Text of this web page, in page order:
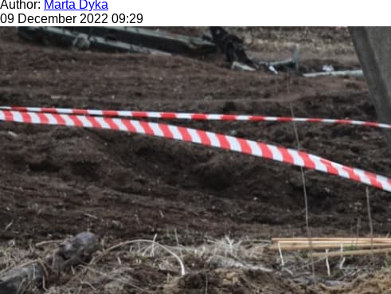
Author: Marta Dyka
09 December 2022 09:29